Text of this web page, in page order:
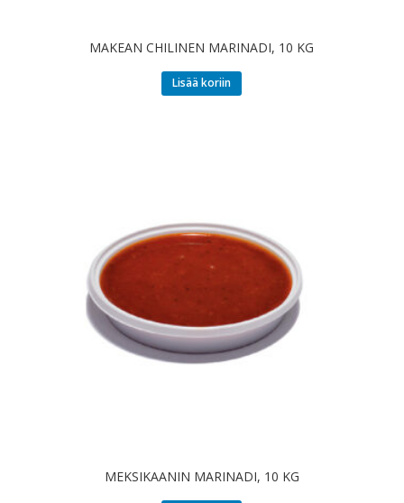
MAKEAN CHILINEN MARINADI, 10 KG
Lisää koriin
MEKSIKAANIN MARINADI, 10 KG